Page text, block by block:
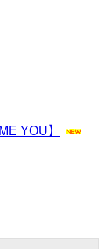
YOU】